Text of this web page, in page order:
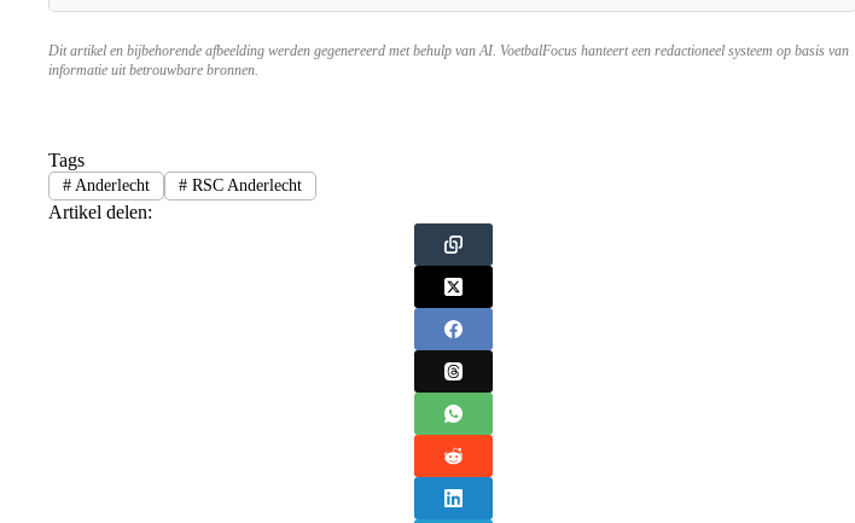
Dit artikel en bijbehorende afbeelding werden gegenereerd met behulp van AI. VoetbalFocus hanteert een redactioneel systeem op basis van
informatie uit betrouwbare bronnen.
Tags
#Anderlecht #RSC Anderlecht
Artikel delen: